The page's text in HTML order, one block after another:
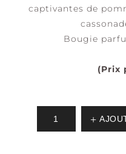
captivantes de
Bougie
(Prix